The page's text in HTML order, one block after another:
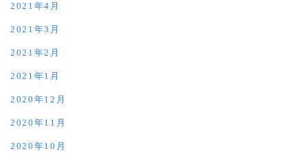
2021年4月
2021年3月
2021年2月
2021年1月
2020年12月
2020年11月
2020年10月